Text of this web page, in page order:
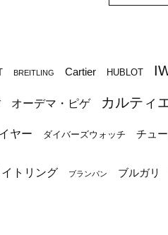
BREITLING Cartier HUBLOT
オーデマ・ピゲ カルティ
ヤー ダイバーズウォッチ チュ
トリング ブランパン ブルガリ